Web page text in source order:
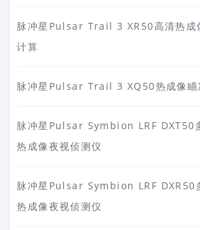
脉冲星Pulsar Trail 3 XR50高清热成
计算
脉冲星Pulsar Trail 3 XQ50热成像瞄
脉冲星Pulsar Symbion LRF DXT50
热成像夜视侦测仪
脉冲星Pulsar Symbion LRF DXR50
热成像夜视侦测仪